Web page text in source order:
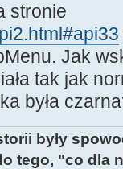
stronie
Jak
tak jak
była
były
tego, "co dla